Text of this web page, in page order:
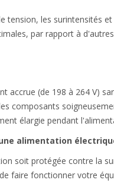
tension, les surintensités
par rapport à
accrue (de 198 à 264 V)
composants
élargie pendant
alimentation
soit protégée contre la
faire fonctionner votre